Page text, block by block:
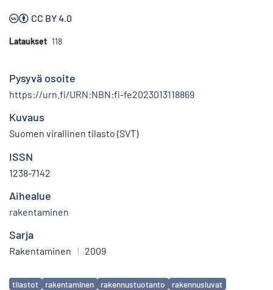
CC BY 4.0
Lataukset 118
Pysyvä osoite
https://urn.fi/URN:NBN:fi-fe2023013118869
Kuvaus
Suomen virallinen tilasto (SVT)
ISSN
1238-7142
Aihealue
rakentaminen
Sarja
Rakentaminen | 2009
Avainsanat
tilastot rakentaminen rakennustuotanto
rakennusluvat